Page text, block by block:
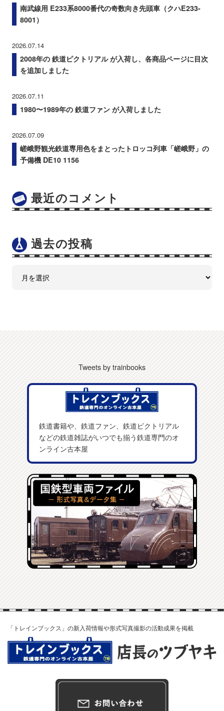
南武線用 E233系8000番代の奇数向き先頭車（クハE233-
8001）
2026.07.14
2008年の 鉄道ピクトリアル が入荷し、各商品ページに目次
を追加しました
2026.07.11
1980〜1989年の 鉄道ファン が入荷しました
2026.07.09
嵯峨野観光鉄道専用色をまとったトロッコ列車「嵯峨野」の
予備機 DE10 1156
最近のコメント
過去の投稿
Tweets by trainbooks
鉄道書籍や、鉄道ファン、鉄道ピクトリアル
などの鉄道雑誌がいつでも揃う鉄道専門のオ
ンライン古本屋
「トレインブックス」の新入荷情報や形式写真撮影の活動成果を掲載